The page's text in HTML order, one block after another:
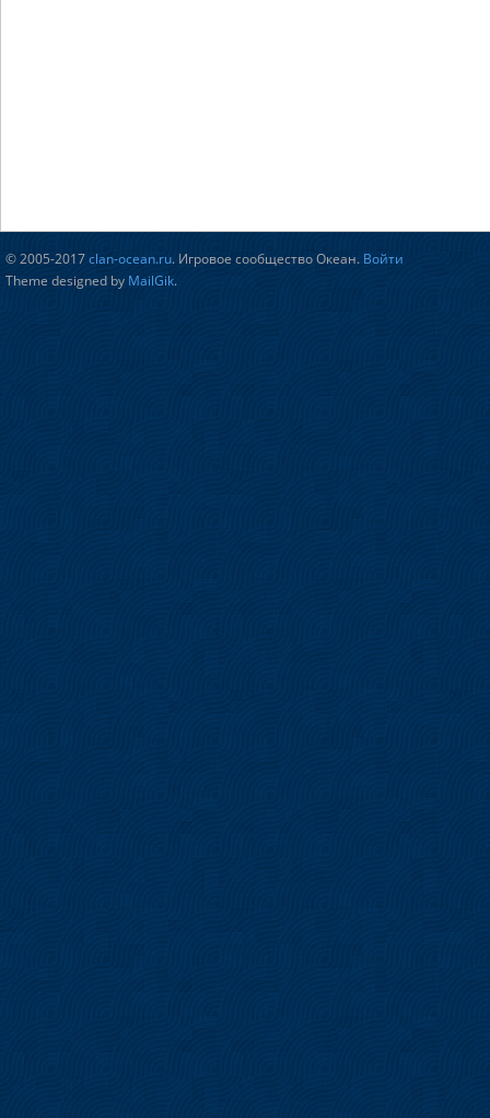
© 2005-2017clan-ocean.ru. Игровое сообщество Океан. Войти
Theme designed by MailGik.